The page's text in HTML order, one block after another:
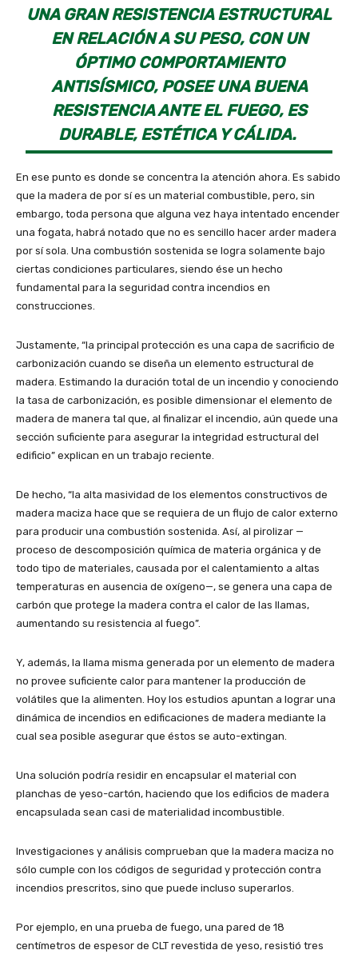
UNA GRAN RESISTENCIA ESTRUCTURAL
EN RELACIÓN A SU PESO, CON UN
ÓPTIMO COMPORTAMIENTO
ANTISÍSMICO, POSEE UNA BUENA
RESISTENCIA ANTE EL FUEGO, ES
DURABLE, ESTÉTICA Y CÁLIDA.
En ese punto es donde se concentra la atención ahora. Es sabido
que la madera de por sí es un material combustible, pero, sin
embargo, toda persona que alguna vez haya intentado encender
una fogata, habrá notado que no es sencillo hacer arder madera
por sí sola. Una combustión sostenida se logra solamente bajo
ciertas condiciones particulares, siendo ése un hecho
fundamental para la seguridad contra incendios en
construcciones.
Justamente, “la principal protección es una capa de sacrificio de
carbonización cuando se diseña un elemento estructural de
madera. Estimando la duración total de un incendio y conociendo
la tasa de carbonización, es posible dimensionar el elemento de
madera de manera tal que, al finalizar el incendio, aún quede una
sección suficiente para asegurar la integridad estructural del
edificio” explican en un trabajo reciente.
De hecho, “la alta masividad de los elementos constructivos de
madera maciza hace que se requiera de un flujo de calor externo
para producir una combustión sostenida. Así, al pirolizar —
proceso de descomposición química de materia orgánica y de
todo tipo de materiales, causada por el calentamiento a altas
temperaturas en ausencia de oxígeno—, se genera una capa de
carbón que protege la madera contra el calor de las llamas,
aumentando su resistencia al fuego”.
Y, además, la llama misma generada por un elemento de madera
no provee suficiente calor para mantener la producción de
volátiles que la alimenten. Hoy los estudios apuntan a lograr una
dinámica de incendios en edificaciones de madera mediante la
cual sea posible asegurar que éstos se auto-extingan.
Una solución podría residir en encapsular el material con
planchas de yeso-cartón, haciendo que los edificios de madera
encapsulada sean casi de materialidad incombustible.
Investigaciones y análisis comprueban que la madera maciza no
sólo cumple con los códigos de seguridad y protección contra
incendios prescritos, sino que puede incluso superarlos.
Por ejemplo, en una prueba de fuego, una pared de 18
centímetros de espesor de CLT revestida de yeso, resistió tres